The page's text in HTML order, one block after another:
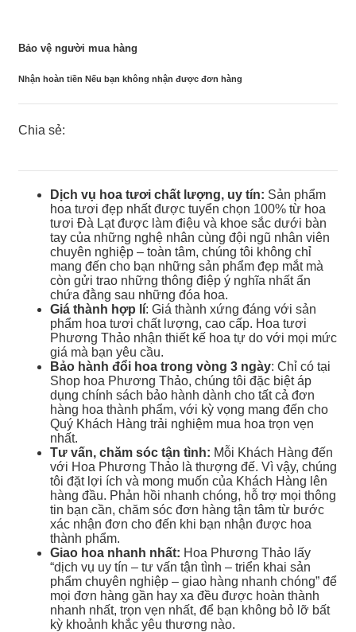
Bảo vệ người mua hàng
Nhận hoàn tiền Nếu bạn không nhận được đơn hàng
Chia sẻ:
Dịch vụ hoa tươi chất lượng, uy tín: Sản phẩm
hoa tươi đẹp nhất được tuyển chọn 100% từ hoa
tươi Đà Lạt được làm điệu và khoe sắc dưới bàn
tay của những nghệ nhân cùng đội ngũ nhân viên
chuyên nghiệp – toàn tâm, chúng tôi không chỉ
mang đến cho bạn những sản phẩm đẹp mắt mà
còn gửi trao những thông điệp ý nghĩa nhất ẩn
chứa đằng sau những đóa hoa.
Giá thành hợp lí: Giá thành xứng đáng với sản
phẩm hoa tươi chất lượng, cao cấp. Hoa tươi
Phương Thảo nhận thiết kế hoa tự do với mọi mức
giá mà bạn yêu cầu.
Bảo hành đổi hoa trong vòng 3 ngày: Chỉ có tại
Shop hoa Phương Thảo, chúng tôi đặc biệt áp
dụng chính sách bảo hành dành cho tất cả đơn
hàng hoa thành phẩm, với kỳ vọng mang đến cho
Quý Khách Hàng trải nghiệm mua hoa trọn vẹn
nhất.
Tư vấn, chăm sóc tận tình: Mỗi Khách Hàng đến
với Hoa Phương Thảo là thượng đế. Vì vậy, chúng
tôi đặt lợi ích và mong muốn của Khách Hàng lên
hàng đầu. Phản hồi nhanh chóng, hỗ trợ mọi thông
tin bạn cần, chăm sóc đơn hàng tận tâm từ bước
xác nhận đơn cho đến khi bạn nhận được hoa
thành phẩm.
Giao hoa nhanh nhất: Hoa Phương Thảo lấy
“dịch vụ uy tín – tư vấn tận tình – triển khai sản
phẩm chuyên nghiệp – giao hàng nhanh chóng” để
mọi đơn hàng gần hay xa đều được hoàn thành
nhanh nhất, trọn vẹn nhất, để bạn không bỏ lỡ bất
kỳ khoảnh khắc yêu thương nào.